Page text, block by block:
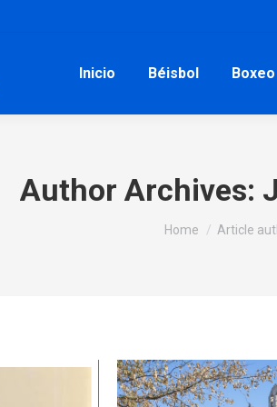
Inicio Béisbol Boxeo
Author Archives:
You are here:
Home Article